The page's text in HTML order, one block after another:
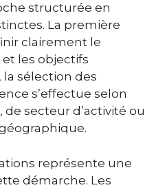
structurée en
La première
clairement le
les objectifs
la sélection des
s’effectue selon
secteur d’activité ou
représente une
démarche. Les